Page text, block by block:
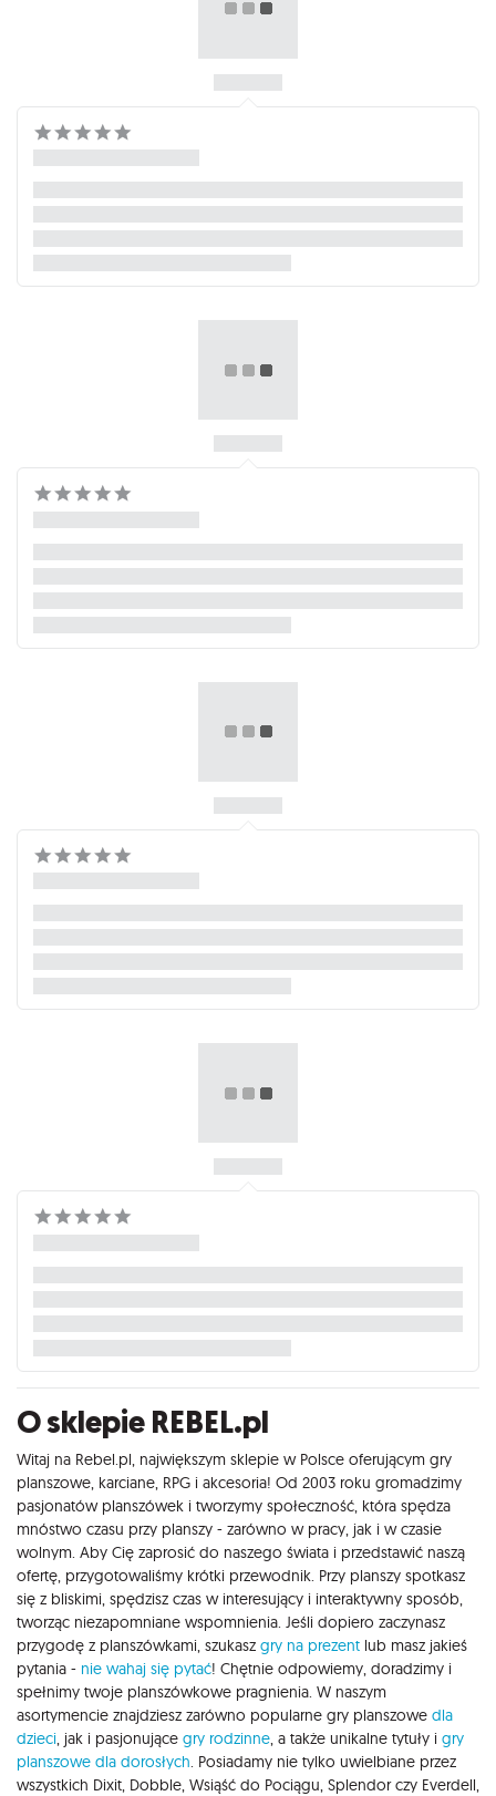
O sklepie REBEL.pl
Witaj na Rebel.pl, największym sklepie w Polsce oferującym gry
planszowe, karciane, RPG i akcesoria! Od 2003 roku gromadzimy
pasjonatów planszówek i tworzymy społeczność, która spędza
mnóstwo czasu przy planszy - zarówno w pracy, jak i w czasie
wolnym. Aby Cię zaprosić do naszego świata i przedstawić naszą
ofertę, przygotowaliśmy krótki przewodnik. Przy planszy spotkasz
się z bliskimi, spędzisz czas w interesujący i interaktywny sposób,
tworząc niezapomniane wspomnienia. Jeśli dopiero zaczynasz
przygodę z planszówkami, szukasz gry na prezent lub masz jakieś
pytania - nie wahaj się pytać! Chętnie odpowiemy, doradzimy i
spełnimy twoje planszówkowe pragnienia. W naszym
asortymencie znajdziesz zarówno popularne gry planszowe dla
dzieci , jak i pasjonujące gry rodzinne , a także unikalne tytuły i gry
planszowe dla dorosłych . Posiadamy nie tylko uwielbiane przez
wszystkich Dixit, Dobble, Wsiąść do Pociągu, Splendor czy Everdell,